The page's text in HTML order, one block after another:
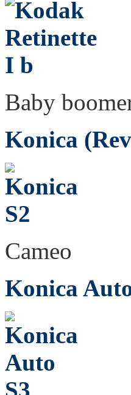
Baby
Konica
Cameo
Konica